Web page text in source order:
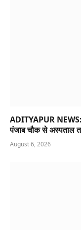
ADITYAPUR
पंजाब चौक से अस्पताल
August 6, 2026